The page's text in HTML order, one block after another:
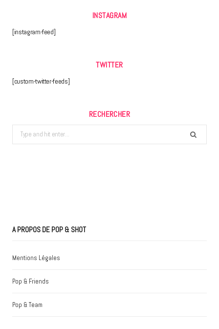
INSTAGRAM
[instagram-feed]
TWITTER
[custom-twitter-feeds]
RECHERCHER
Search
for:
A PROPOS DE POP & SHOT
Mentions Légales
Pop & Friends
Pop & Team